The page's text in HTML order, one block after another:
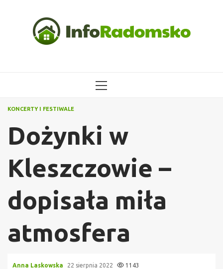
MENU
KONCERTY I FESTIWALE
Dożynki w
Kleszczowie –
dopisała miła
atmosfera
Anna Laskowska 22 sierpnia 2022 1143